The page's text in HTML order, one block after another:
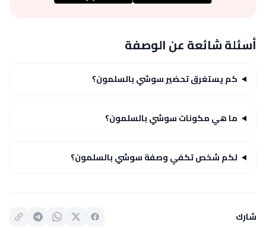
أسئلة شائعة عن الوصفة
كم يستغرق تحضير سوشي بالسلمون؟
ما هي مكونات سوشي بالسلمون؟
لكم شخص تكفي وصفة سوشي بالسلمون؟
شارك